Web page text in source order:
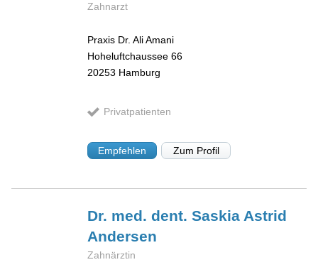
Zahnarzt
Praxis Dr. Ali Amani
Hoheluftchaussee 66
20253 Hamburg
Privatpatienten
Empfehlen Zum Profil
Dr. med. dent. Saskia Astrid
Andersen
Zahnärztin